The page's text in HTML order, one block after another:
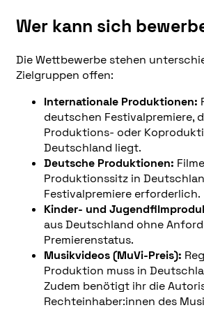
Wer kann sich
Die Wettbewerbe stehen
Zielgruppen offen:
Internationale Produktionen:
deutschen Festivalpremiere,
Produktions- oder
Deutschland liegt.
Deutsche Produktionen:
Produktionssitz in
Festivalpremiere erforderlich.
Kinder- und
aus Deutschland ohne
Premierenstatus.
Musikvideos (MuVi-Preis):
Produktion muss in
Zudem benötigt ihr die
Rechteinhaber:innen des